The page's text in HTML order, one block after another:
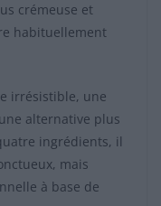
crémeuse et
habituellement
irrésistible, une
alternative plus
ingrédients, il
mais
à base de